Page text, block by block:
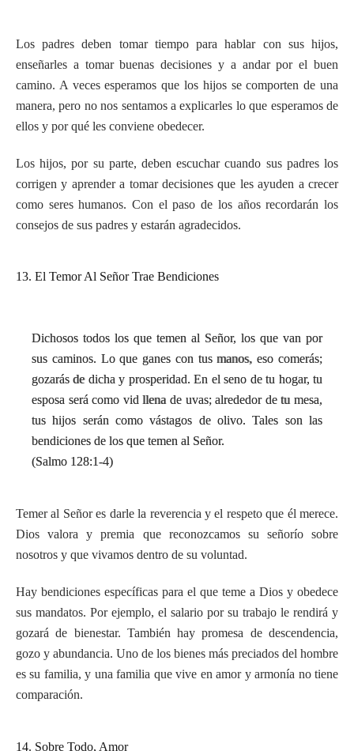
Los padres deben tomar tiempo para hablar con sus hijos,
enseñarles a tomar buenas decisiones y a andar por el buen
camino. A veces esperamos que los hijos se comporten de una
manera, pero no nos sentamos a explicarles lo que esperamos de
ellos y por qué les conviene obedecer.
Los hijos, por su parte, deben escuchar cuando sus padres los
corrigen y aprender a tomar decisiones que les ayuden a crecer
como seres humanos. Con el paso de los años recordarán los
consejos de sus padres y estarán agradecidos.
13. El Temor Al Señor Trae Bendiciones
Dichosos todos los que temen al Señor, los que van por
sus caminos. Lo que ganes con tus manos, eso comerás;
gozarás de dicha y prosperidad. En el seno de tu hogar, tu
esposa será como vid llena de uvas; alrededor de tu mesa,
tus hijos serán como vástagos de olivo. Tales son las
bendiciones de los que temen al Señor.
(Salmo 128:1-4)
Temer al Señor es darle la reverencia y el respeto que él merece.
Dios valora y premia que reconozcamos su señorío sobre
nosotros y que vivamos dentro de su voluntad.
Hay bendiciones específicas para el que teme a Dios y obedece
sus mandatos. Por ejemplo, el salario por su trabajo le rendirá y
gozará de bienestar. También hay promesa de descendencia,
gozo y abundancia. Uno de los bienes más preciados del hombre
es su familia, y una familia que vive en amor y armonía no tiene
comparación.
14. Sobre Todo, Amor